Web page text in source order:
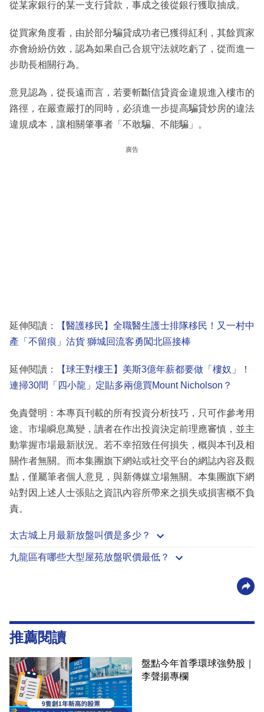
從某家銀行的某一支行貸款，事成之後從銀行獲取抽成。
從買家角度看，由於部分騙貸成功者已獲得紅利，其餘買家
亦會紛紛仿效，認為如果自己合規守法就吃虧了，從而進一
步助長相關行為。
意見認為，從長遠而言，若要斬斷信貸資金違規進入樓市的
路徑，在嚴查嚴打的同時，必須進一步提高騙貸炒房的違法
違規成本，讓相關肇事者「不敢騙、不能騙」。
廣告
延伸閱讀：
【醫護移民】全職醫生護士排隊移民！又一村中
產「不留痕」沽貨 獅城回流客勇闖北區接棒
延伸閱讀：
【球王對樓王】美斯3億年薪都要做「樓奴」！
連掃30間「四小龍」定貼多兩億買Mount Nicholson？
免責聲明：本專頁刊載的所有投資分析技巧，只可作參考用
途。市場瞬息萬變，讀者在作出投資決定前理應審慎，並主
動掌握市場最新狀況。若不幸招致任何損失，概與本刊及相
關作者無關。而本集團旗下網站或社交平台的網誌內容及觀
點，僅屬筆者個人意見，與新傳媒立場無關。本集團旗下網
站對因上述人士張貼之資訊內容所帶來之損失或損害概不負
責。
太古城上月最新放盤叫價是多少？
九龍區有哪些大型屋苑放盤呎價最低？
推薦閱讀
盤點今年首季環球強勢股｜
李聲揚專欄